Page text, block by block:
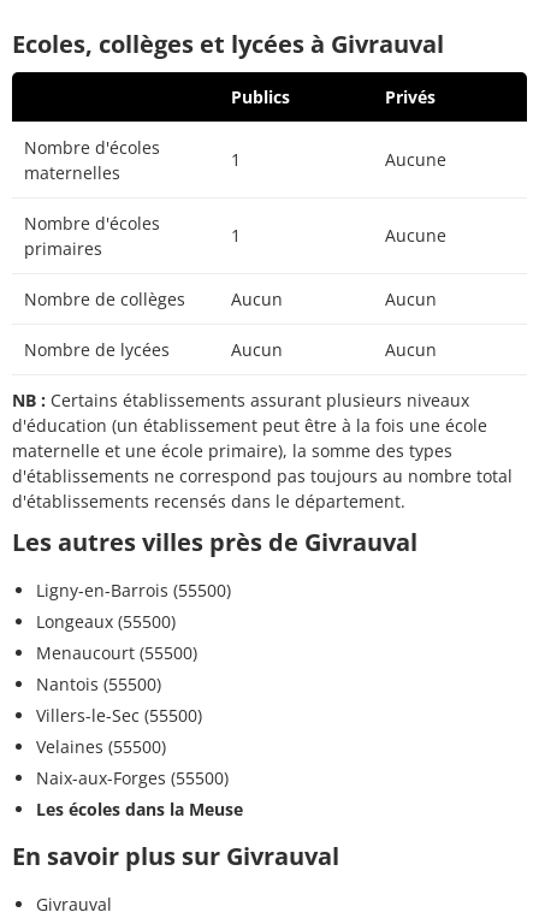
Ecoles, collèges et lycées à Givrauval
Publics Privés
Nombre d'écoles
maternelles
1 Aucune
Nombre d'écoles
primaires
1 Aucune
Nombre de collèges Aucun Aucun
Nombre de lycées Aucun Aucun
NB : Certains établissements assurant plusieurs niveaux
d'éducation (un établissement peut être à la fois une école
maternelle et une école primaire), la somme des types
d'établissements ne correspond pas toujours au nombre total
d'établissements recensés dans le département.
Les autres villes près de Givrauval
Ligny-en-Barrois (55500)
Longeaux (55500)
Menaucourt (55500)
Nantois (55500)
Villers-le-Sec (55500)
Velaines (55500)
Naix-aux-Forges (55500)
Les écoles dans la Meuse
En savoir plus sur Givrauval
Givrauval